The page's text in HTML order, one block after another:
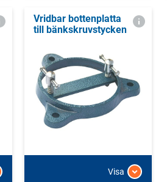
Vridbar bottenplatta
till bänkskruvstycken
Visa